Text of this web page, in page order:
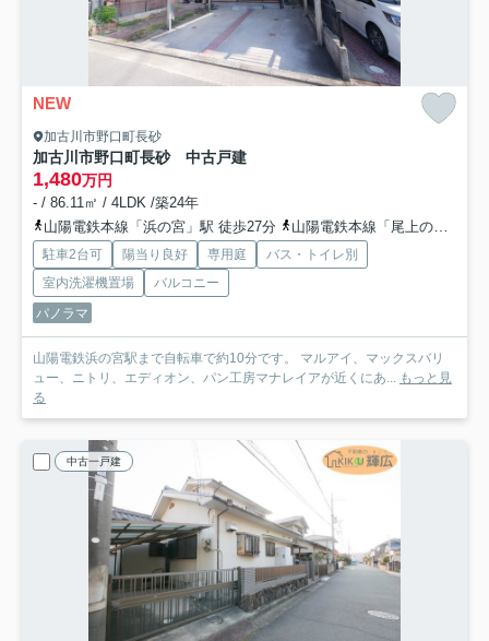
NEW
加古川市野口町長砂
加古川市野口町長砂 中古戸建
1,480万円
- / 86.11㎡ / 4LDK /築24年
山陽電鉄本線「浜の宮」駅 徒歩27分
山陽電鉄本線「尾上の松」駅 徒歩33分
駐車2台可 陽当り良好 専用庭
バス・トイレ別
室内洗濯機置場
バルコニー
パノラマ
山陽電鉄浜の宮駅まで自転車で約10分です。 マルアイ、マックスバリ
ュー、ニトリ、エディオン、パン工房マナレイアが近くにあ... もっと見
る
中古一戸建